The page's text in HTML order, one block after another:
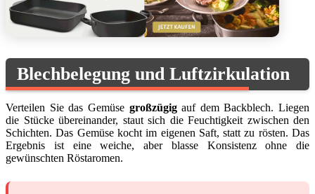
Blechbelegung und Luftzirkulation
Verteilen Sie das Gemüse großzügigauf dem Backblech. Liegen
die Stücke übereinander, staut sich die Feuchtigkeit zwischen den
Schichten. Das Gemüse kocht im eigenen Saft, statt zu rösten. Das
Ergebnis ist eine weiche, aber blasse Konsistenz ohne die
gewünschten Röstaromen.